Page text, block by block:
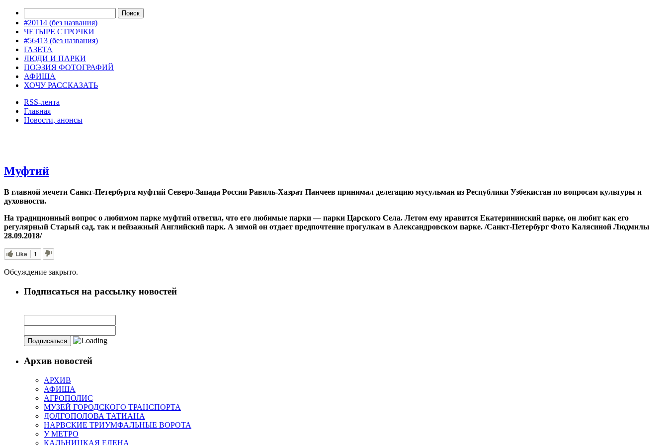
#20114 (без названия)
ЧЕТЫРЕ СТРОЧКИ
#56413 (без названия)
ГАЗЕТА
ЛЮДИ И ПАРКИ
ПОЭЗИЯ ФОТОГРАФИЙ
АФИША
ХОЧУ РАССКАЗАТЬ
RSS-лента
Главная
Новости, анонсы
Муфтий
В главной мечети Санкт-Петербурга муфтий Северо-Запада России Равиль-Хазрат Панчеев принимал делегацию мусульман из Республики Узбекистан по вопросам культуры и
духовности.
На традиционный вопрос о любимом парке муфтий ответил, что его любимые парки — парки Царского Села. Летом ему нравится Екатерининский парке, он любит как его
регулярный Старый сад, так и пейзажный Английский парк. А зимой он отдает предпочтение прогулкам в Александровском парке. /Санкт-Петербург Фото Калясиной Людмилы
28.09.2018/
Like 1
Обсуждение закрыто.
Подписаться на рассылку новостей
Архив новостей
АРХИВ
АФИША
АГРОПОЛИС
МУЗЕЙ ГОРОДСКОГО ТРАНСПОРТА
ДОЛГОПОЛОВА ТАТИАНА
НАРВСКИЕ ТРИУМФАЛЬНЫЕ ВОРОТА
У МЕТРО
КАЛЬНИЦКАЯ ЕЛЕНА